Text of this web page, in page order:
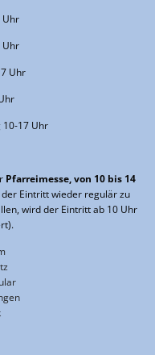
Uhr
Uhr
Uhr
10-17 Uhr
Pfarreimesse, von 10 bis 14
Eintritt wieder regulär zu
wird der Eintritt ab 10 Uhr